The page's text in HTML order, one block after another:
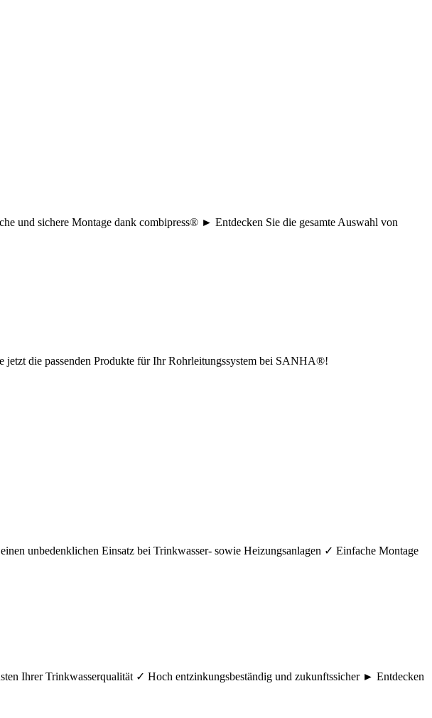
und sichere Montage dank combipress® ► Entdecken Sie die gesamte Auswahl von
die passenden Produkte für Ihr Rohrleitungssystem bei SANHA®!
unbedenklichen Einsatz bei Trinkwasser- sowie Heizungsanlagen ✓ Einfache Montage
Ihrer Trinkwasserqualität ✓ Hoch entzinkungsbeständig und zukunftssicher ► Entdecken